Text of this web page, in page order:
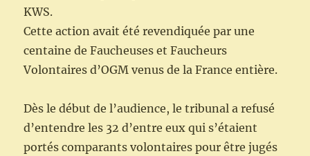
KWS.
Cette action avait été revendiquée par une
centaine de Faucheuses et Faucheurs
Volontaires d’OGM venus de la France entière.
Dès le début de l’audience, le tribunal a refusé
d’entendre les 32 d’entre eux qui s’étaient
portés comparants volontaires pour être jugés